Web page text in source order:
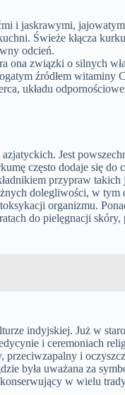
i jaskrawymi,
Świeże kłącza
odcień.
ona związki o silnych
źródłem witaminy
układu
Jest
często dodaje się do
przypraw takich
dolegliwości, w tym
organizmu.
do pielęgnacji skóry,
indyjskiej. Już w
i ceremoniach
i
była uważana za
w wielu